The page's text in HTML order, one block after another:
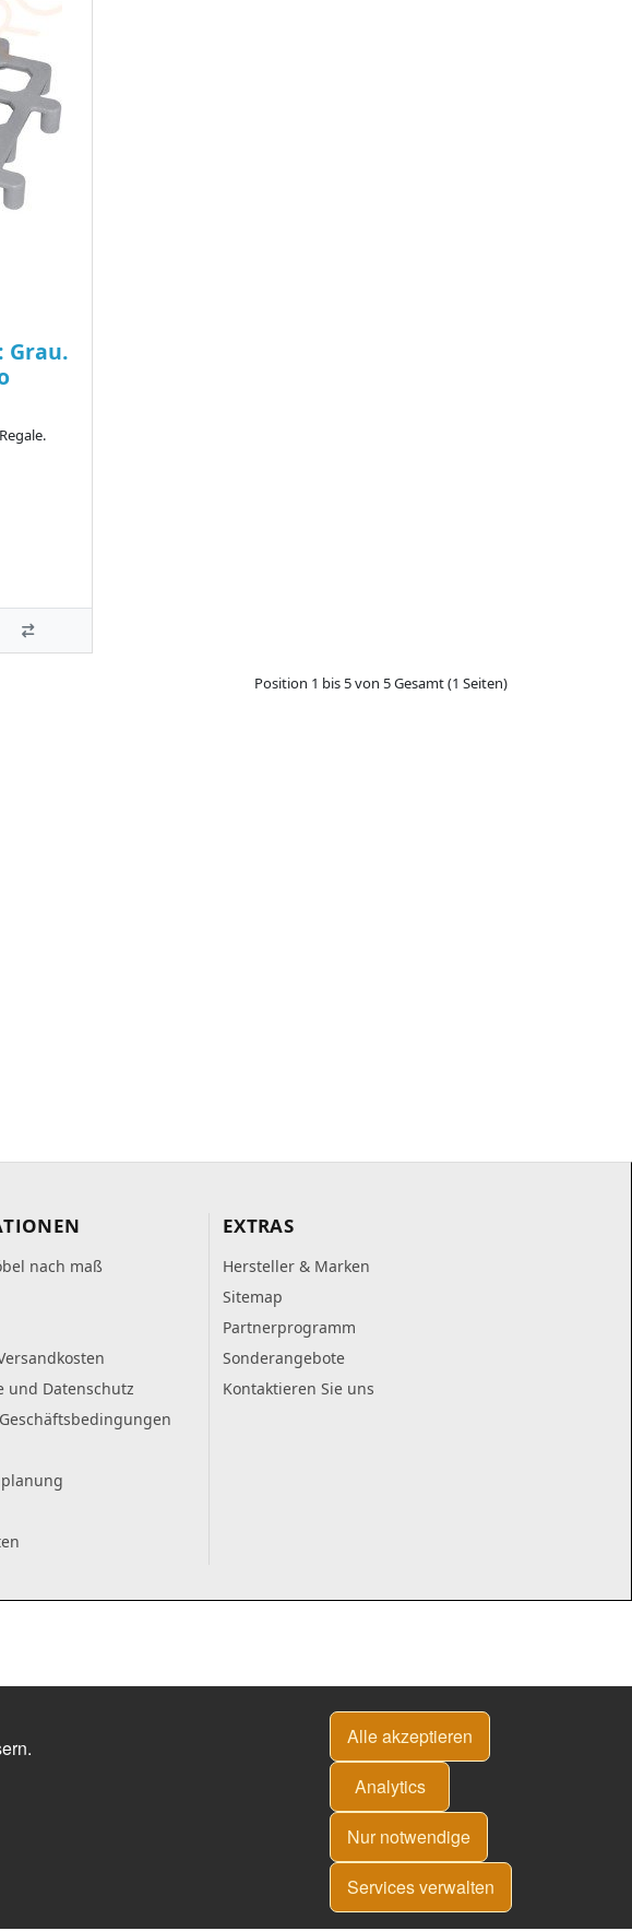
Grau.
Position 1 bis 5 von 5 Gesamt (1 Seiten)
nach maß
und Datenschutz
EXTRAS
Hersteller & Marken
Sitemap
Partnerprogramm
Sonderangebote
Kontaktieren Sie uns
Alle akzeptieren
Analytics
Nur notwendige
Services verwalten